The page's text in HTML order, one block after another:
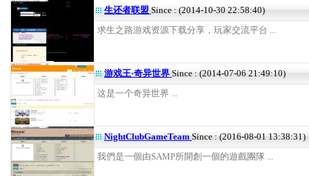
生还者联盟 Since : (2014-10-30 22:58:40)
求生之路游戏资源下载分享，玩家交流平台 ...
游戏王·奇异世界Since : (2014-07-06 21:49:10)
这是一个奇异世界 ...
NightClubGameTeam Since : (2016-08-01 13:38:31)
我們是一個由SAMP所開創一個的遊戲團隊 ...